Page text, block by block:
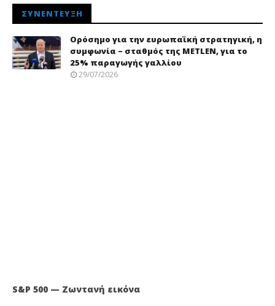
ΣΥΝΈΝΤΕΥΞΗ
Ορόσημο για την ευρωπαϊκή στρατηγική, η
συμφωνία – σταθμός της METLEN, για το
25% παραγωγής γαλλίου
29/07/2026
S&P 500 — Ζωντανή εικόνα